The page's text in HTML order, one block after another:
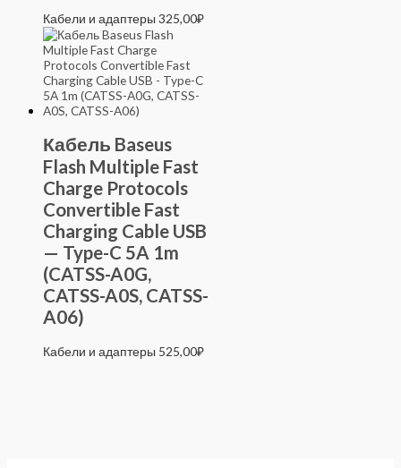
Кабели и адаптеры 325,00₽
Кабель Baseus
Flash Multiple Fast
Charge Protocols
Convertible Fast
Charging Cable USB
— Type-C 5A 1m
(CATSS-A0G,
CATSS-A0S, CATSS-
A06)
Кабели и адаптеры 525,00₽